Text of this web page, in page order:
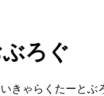
ろぐ
きゃらくたーとぶ